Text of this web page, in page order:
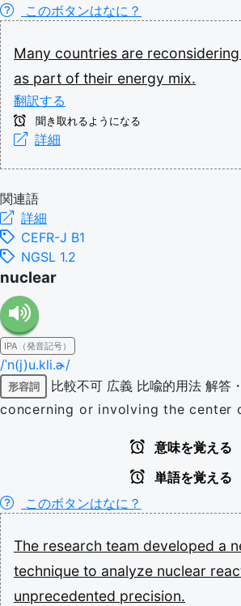
このボタンはなに？
Many countries are reconsidering
as part of their energy mix.
翻訳する
聞き取れるようになる
詳細
関連語
詳細
CEFR-J B1
NGSL 1.2
nuclear
IPA（発音記号）
/ˈn(j)u.kli.ɚ/
形容詞 比較不可 広義 比喩的用法 解答
concerning or involving the center
意味を覚える
単語を覚える
このボタンはなに？
The research team developed a
technique to analyze nuclear
unprecedented precision.